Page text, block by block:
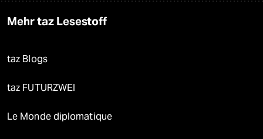
Mehr taz Lesestoff
taz Blogs
taz FUTURZWEI
Le Monde diplomatique